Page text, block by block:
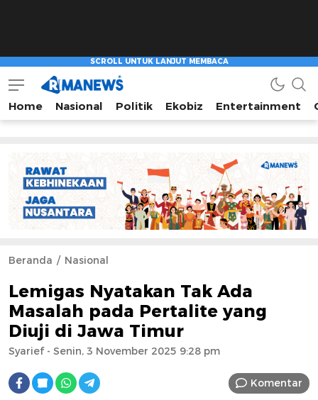
Home Nasional Politik Ekobiz Entertainment
Beranda Nasional
Lemigas Nyatakan Tak Ada
Masalah pada Pertalite yang
Diuji di Jawa Timur
Syarief- Senin, 3 November 2025 9:28 pm
Komentar